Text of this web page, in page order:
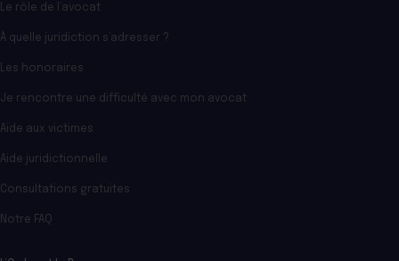
Le rôle de l’avocat
À quelle juridiction s’adresser ?
Les honoraires
Je rencontre une difficulté avec mon avocat
Aide aux victimes
Aide juridictionnelle
Consultations gratuites
Notre FAQ